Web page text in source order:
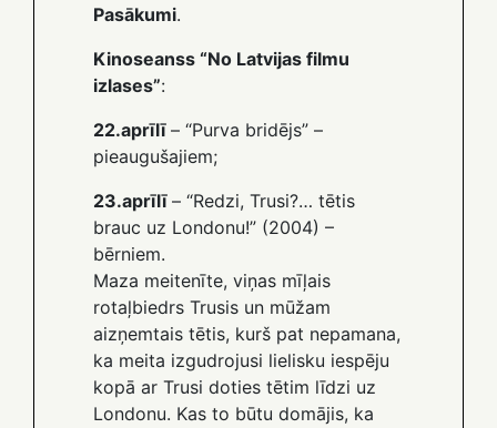
Pasākumi.
Kinoseanss “No Latvijas filmu
izlases”:
22.aprīlī– “Purva bridējs” –
pieaugušajiem;
23.aprīlī– “Redzi, Trusi?… tētis
brauc uz Londonu!” (2004) –
bērniem.
Maza meitenīte, viņas mīļais
rotaļbiedrs Trusis un mūžam
aizņemtais tētis, kurš pat nepamana,
ka meita izgudrojusi lielisku iespēju
kopā ar Trusi doties tētim līdzi uz
Londonu. Kas to būtu domājis, ka